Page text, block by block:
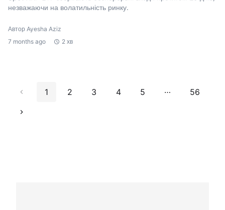
незважаючи на волатильність ринку.
Автор Ayesha Aziz
7 months ago
2 хв
1 2 3 4 5 … 56